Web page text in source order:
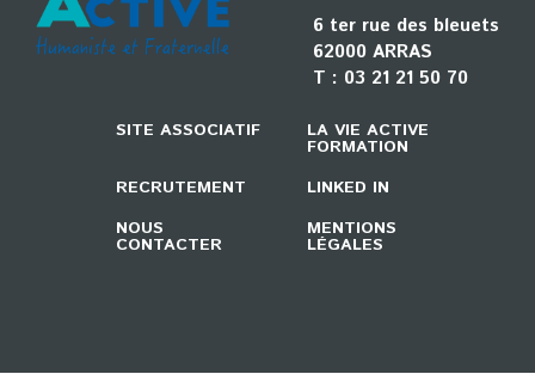
6 ter rue des bleuets
62000 ARRAS
T : 03 21 21 50 70
SITE ASSOCIATIF LA VIE ACTIVE
FORMATION
RECRUTEMENT
LINKED IN
NOUS
CONTACTER
MENTIONS
LÉGALES